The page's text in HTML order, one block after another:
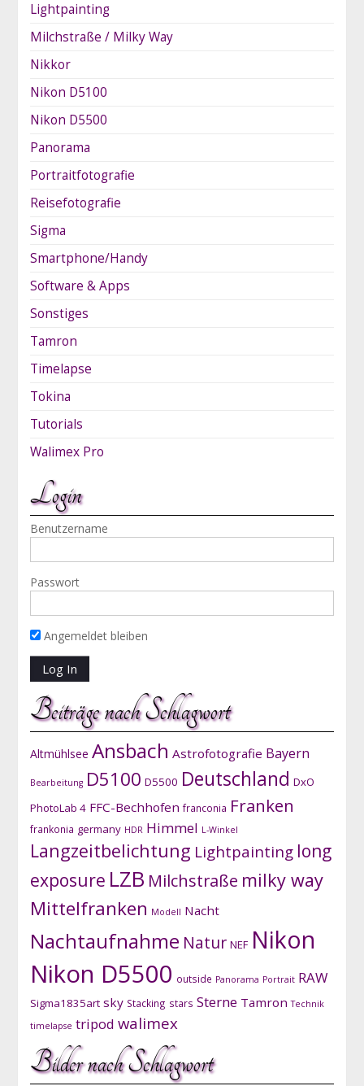
Lightpainting
Milchstraße / Milky Way
Nikkor
Nikon D5100
Nikon D5500
Panorama
Portraitfotografie
Reisefotografie
Sigma
Smartphone/Handy
Software & Apps
Sonstiges
Tamron
Timelapse
Tokina
Tutorials
Walimex Pro
Login
Benutzername
Passwort
Angemeldet bleiben
Beiträge nach Schlagwort
Altmühlsee Ansbach Astrofotografie Bayern
Bearbeitung D5100 D5500 Deutschland DxO
PhotoLab 4 FFC-Bechhofen franconia Franken
frankonia germany HDR Himmel L-Winkel
Langzeitbelichtung Lightpainting long
exposure LZB Milchstraße milky way
Mittelfranken Modell Nacht
Nachtaufnahme Natur NEF Nikon
Nikon D5500 outside Panorama Portrait RAW
Sigma1835art sky Stacking stars Sterne Tamron Technik
timelapse tripod walimex
Bilder nach Schlagwort